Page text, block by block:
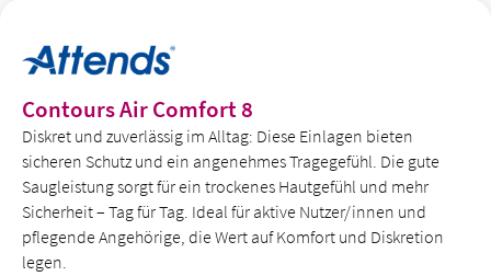
Contours Air Comfort 8
Diskret und zuverlässig im Alltag: Diese Einlagen bieten
sicheren Schutz und ein angenehmes Tragegefühl. Die gute
Saugleistung sorgt für ein trockenes Hautgefühl und mehr
Sicherheit – Tag für Tag. Ideal für aktive Nutzer/innen und
pflegende Angehörige, die Wert auf Komfort und Diskretion
legen.